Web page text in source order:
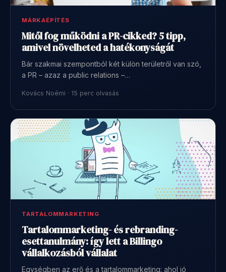
MÁRKAÉPÍTÉS
Mitől fog működni a PR-cikked? 5 tipp,
amivel növelheted a hatékonyságát
Bár szakmai szempontból két külön területről van szó,
a PR – azaz a public relations –…
Kovács Noémi · 15 perc olvasás
TARTALOMMARKETING
Tartalommarketing- és rebranding-
esettanulmány: így lett a Billingo
vállalkozásból vállalat
Egységben az erő és a tartalommarketing: ahol jó